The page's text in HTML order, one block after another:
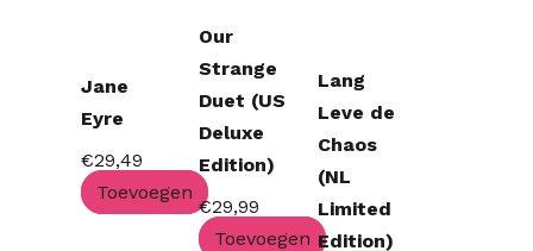
Jane
Eyre
€29,49
Toevoegen
Our
Strange
Duet (US
Deluxe
Edition)
€29,99
Toevoegen
Lang
Leve de
Chaos
(NL
Limited
Edition)